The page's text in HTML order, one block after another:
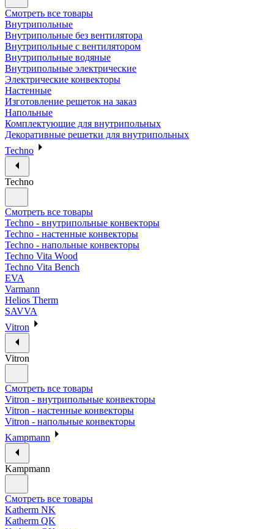
Смотреть все товары
Внутрипольные
Внутрипольные без вентилятора
Внутрипольные с вентилятором
Внутрипольные водяные
Внутрипольные электрические
Электрические конвекторы
Настенные
Изготовление решеток на заказ
Напольные
Комплектующие для внутрипольных
Декоративные решетки для внутрипольных
Techno
Techno
Смотреть все товары
Techno - внутрипольные конвекторы
Techno - настенные конвекторы
Techno - напольные конвекторы
Techno Vita Wood
Techno Vita Bench
EVA
Varmann
Helios Therm
SAVVA
Vitron
Vitron
Смотреть все товары
Vitron - внутрипольные конвекторы
Vitron - настенные конвекторы
Vitron - напольные конвекторы
Kampmann
Kampmann
Смотреть все товары
Katherm NK
Katherm QK